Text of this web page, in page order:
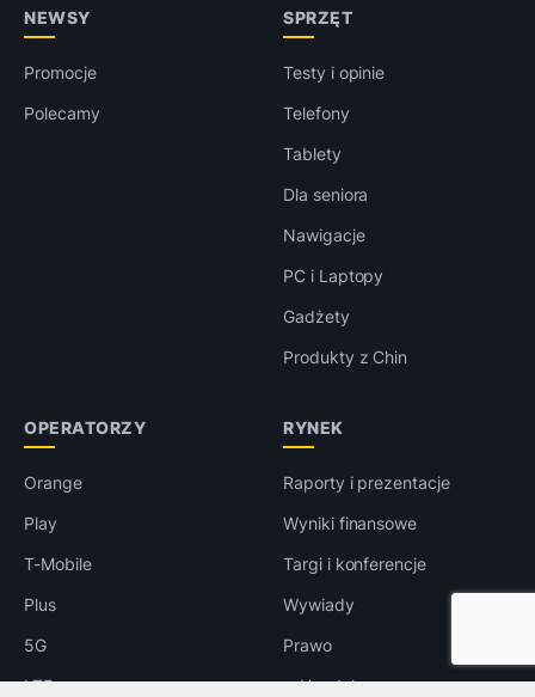
NEWSY
Promocje
Polecamy
SPRZĘT
Testy i opinie
Telefony
Tablety
Dla seniora
Nawigacje
PC i Laptopy
Gadżety
Produkty z Chin
OPERATORZY
Orange
Play
T-Mobile
Plus
5G
LTE
RYNEK
Raporty i prezentacje
Wyniki finansowe
Targi i konferencje
Wywiady
Prawo
e-Handel